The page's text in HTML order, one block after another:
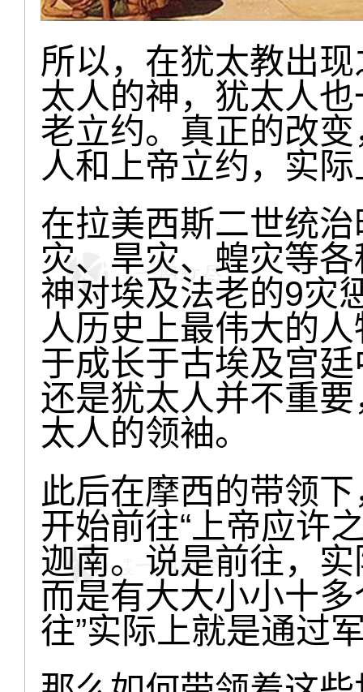
所以，在犹太教出
太人的神，犹太人
老立约。真正的改
人和上帝立约，实
在拉美西斯二世统
灾、旱灾、蝗灾等
神对埃及法老的9灾
人历史上最伟大的
于成长于古埃及宫
还是犹太人并不重
太人的领袖。
此后在摩西的带领
开始前往“上帝应许
迦南。说是前往，
而是有大大小小十
往”实际上就是通过